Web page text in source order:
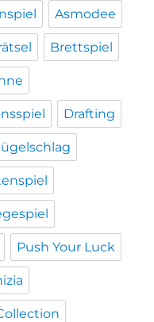
Asmodee
Brettspiel
Drafting
Push Your Luck